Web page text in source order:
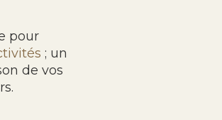
pour
; un
de vos